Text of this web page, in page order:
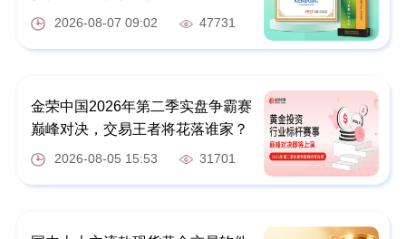
2026-08-07 09:02 47731
金荣中国2026年第二季实盘争霸赛
巅峰对决，交易王者将花落谁家？
2026-08-05 15:53 31701